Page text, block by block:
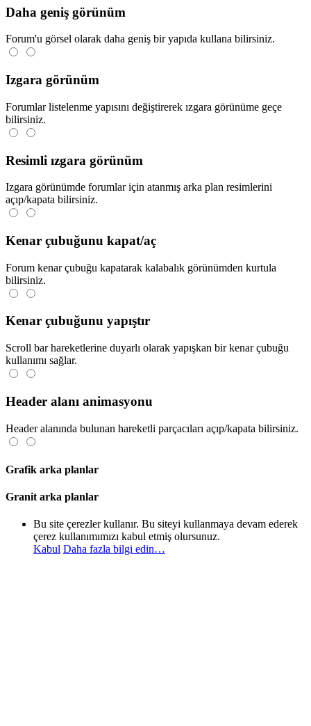
Daha geniş görünüm
Forum'u görsel olarak daha geniş bir yapıda kullana bilirsiniz.
Izgara görünüm
Forumlar listelenme yapısını değiştirerek ızgara görünüme geçe
bilirsiniz.
Resimli ızgara görünüm
Izgara görünümde forumlar için atanmış arka plan resimlerini
açıp/kapata bilirsiniz.
Kenar çubuğunu kapat/aç
Forum kenar çubuğu kapatarak kalabalık görünümden kurtula
bilirsiniz.
Kenar çubuğunu yapıştır
Scroll bar hareketlerine duyarlı olarak yapışkan bir kenar çubuğu
kullanımı sağlar.
Header alanı animasyonu
Header alanında bulunan hareketli parçacıları açıp/kapata bilirsiniz.
Grafik arka planlar
Granit arka planlar
Bu site çerezler kullanır. Bu siteyi kullanmaya devam ederek
çerez kullanımımızı kabul etmiş olursunuz.
Kabul Daha fazla bilgi edin…